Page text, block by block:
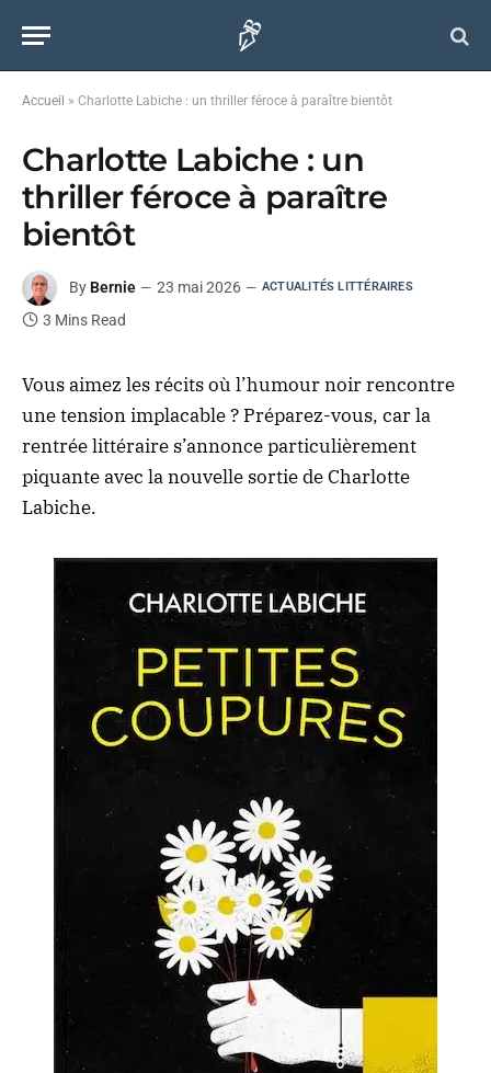
Accueil » Charlotte Labiche : un thriller féroce à paraître bientôt
Charlotte Labiche : un
thriller féroce à paraître
bientôt
By Bernie 23 mai 2026 ACTUALITÉS LITTÉRAIRES
3 Mins Read
Vous aimez les récits où l’humour noir rencontre
une tension implacable ? Préparez-vous, car la
rentrée littéraire s’annonce particulièrement
piquante avec la nouvelle sortie de Charlotte
Labiche.